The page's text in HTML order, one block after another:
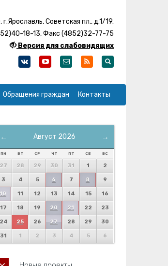
Советская пл., д.1/19.
18-13, Факс (4852)32-77-75
Версия для слабовидящих
Обращения граждан Контакты
← →
Август 2026
ПН ВТ СР ЧТ ПТ СБ ВС
27 28 29 30 31 1 2
3 4 5 6 7 8 9
10 11 12 13 14 15 16
17 18 19 20 21 22 23
24 25 26 27 28 29 30
31 1 2 3 4 5 6